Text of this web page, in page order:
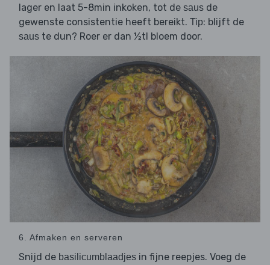
lager en laat 5-8min inkoken, tot de saus de
gewenste consistentie heeft bereikt. Tip: blijft de
saus te dun? Roer er dan ½tl bloem door.
6. Afmaken en serveren
Snijd de basilicumblaadjes in fijne reepjes. Voeg de